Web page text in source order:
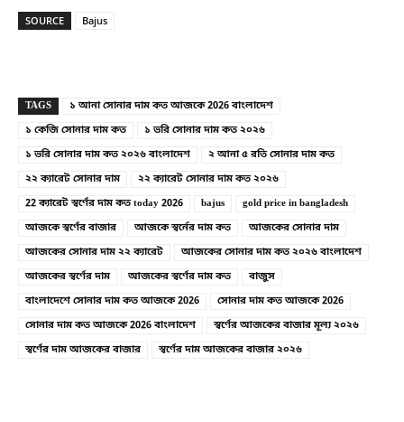
SOURCE Bajus
TAGS
১ আনা সোনার দাম কত আজকে 2026 বাংলাদেশ
১ কেজি সোনার দাম কত
১ ভরি সোনার দাম কত ২০২৬
১ ভরি সোনার দাম কত ২০২৬ বাংলাদেশ
২ আনা ৫ রতি সোনার দাম কত
২২ ক্যারেট সোনার দাম
২২ ক্যারেট সোনার দাম কত ২০২৬
22 ক্যারেট স্বর্ণের দাম কত today 2026
bajus
gold price in bangladesh
আজকে স্বর্ণের বাজার
আজকে স্বর্নের দাম কত
আজকের সোনার দাম
আজকের সোনার দাম ২২ ক্যারেট
আজকের সোনার দাম কত ২০২৬ বাংলাদেশ
আজকের স্বর্ণের দাম
আজকের স্বর্ণের দাম কত
বাজুস
বাংলাদেশে সোনার দাম কত আজকে 2026
সোনার দাম কত আজকে 2026
সোনার দাম কত আজকে 2026 বাংলাদেশ
স্বর্ণের আজকের বাজার মূল্য ২০২৬
স্বর্ণের দাম আজকের বাজার
স্বর্ণের দাম আজকের বাজার ২০২৬